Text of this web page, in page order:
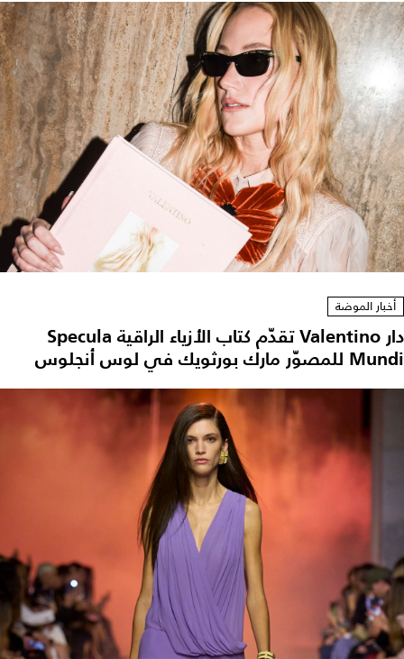
أخبار الموضة
دار Valentino تقدّم كتاب الأزياء الراقية Specula
Mundi للمصوّر مارك بورثويك في لوس أنجلوس